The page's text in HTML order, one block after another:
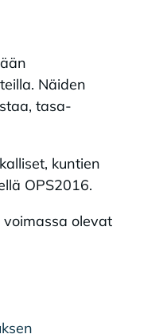
Näiden
tasa-
kuntien
OPS2016.
olevat